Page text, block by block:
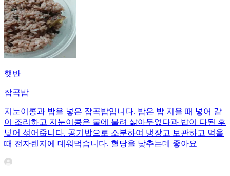
햇반
잡곡밥
지눈이콩과 밤을 넣은 잡곡밥입니다. 밤은 밥 지을 때 넣어 같
이 조리하고 지눈이콩은 물에 불려 삶아두었다과 밥이 다된 후
넣어 섞어줍니다. 공기밥으로 소분하여 냉장고 보관하고 먹을
때 전자렌지에 데워먹습니다. 혈당을 낮추는데 좋아요